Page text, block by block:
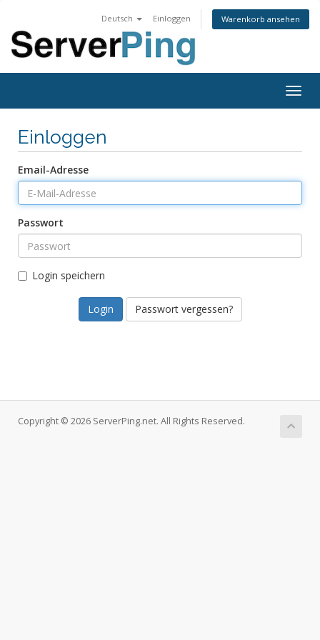
Deutsch Einloggen Warenkorb ansehen
Einloggen
Email-Adresse
Passwort
Login speichern
Passwort vergessen?
Copyright © 2026 ServerPing.net. All Rights Reserved.